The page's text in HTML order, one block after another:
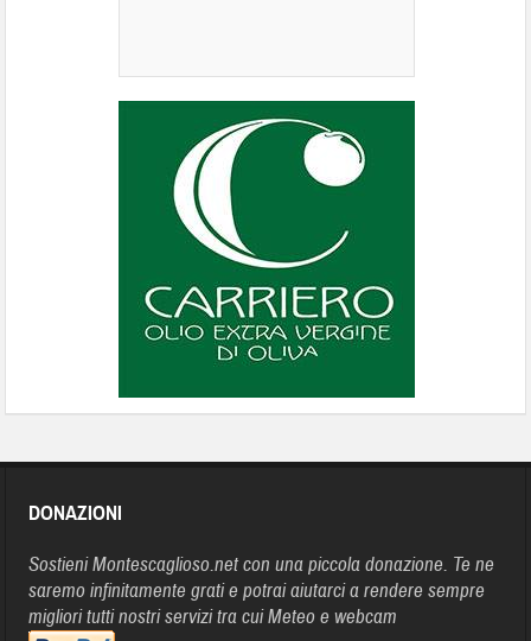
DONAZIONI
Sostieni Montescaglioso.net con una piccola donazione. Te ne
saremo infinitamente grati e potrai aiutarci a rendere sempre
migliori tutti nostri servizi tra cui Meteo e webcam